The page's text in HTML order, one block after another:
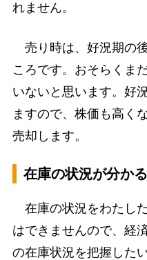
れません。
売り時は、好況期の
ころです。おそらくま
いないと思います。好
ますので、株価も高く
売却します。
在庫の状況が分か
在庫の状況をわたし
はできませんので、経
の在庫状況を把握した